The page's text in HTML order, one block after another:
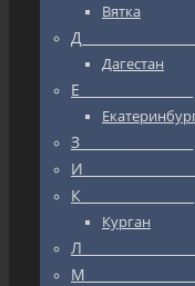
Вятка
Д_________________
Дагестан
Е_________________
З_________________
И_________________
К_________________
Курган
Л_________________
М_________________